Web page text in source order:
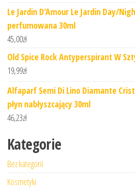
Le Jardin D'Amour Le Jardin Day/
perfumowana 30ml
45,00zł
Old Spice Rock Antyperspirant W
19,99zł
Alfaparf Semi Di Lino Diamante
płyn nabłyszcający 30ml
46,23zł
Kategorie
Bez kategorii
Kosmetyki